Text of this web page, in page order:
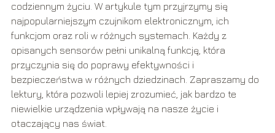
codziennym życiu. W artykule tym przyjrzymy się
najpopularniejszym czujnikom elektronicznym, ich
funkcjom oraz roli w różnych systemach. Każdy z
opisanych sensorów pełni unikalną funkcję, która
przyczynia się do poprawy efektywności i
bezpieczeństwa w różnych dziedzinach. Zapraszamy do
lektury, która pozwoli lepiej zrozumieć, jak bardzo te
niewielkie urządzenia wpływają na nasze życie i
otaczający nas świat.